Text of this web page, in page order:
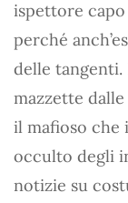
ispettore
perché
delle tangenti.
mazzette
il mafioso che
occulto degli
notizie su